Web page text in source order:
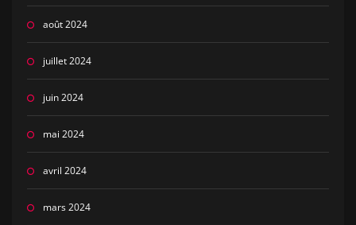
août 2024
juillet 2024
juin 2024
mai 2024
avril 2024
mars 2024